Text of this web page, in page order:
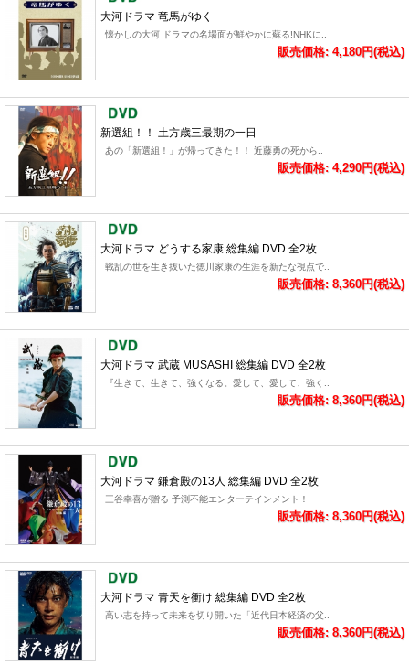
大河ドラマ 竜馬がゆく
懐かしの大河 ドラマの名場面が鮮やかに蘇る!NHKに..
販売価格: 4,180円(税込)
新選組！！ 土方歳三最期の一日
あの「新選組！」が帰ってきた！！ 近藤勇の死から..
販売価格: 4,290円(税込)
大河ドラマ どうする家康 総集編 DVD 全2枚
戦乱の世を生き抜いた徳川家康の生涯を新たな視点で..
販売価格: 8,360円(税込)
大河ドラマ 武蔵 MUSASHI 総集編 DVD 全2枚
『生きて、生きて、強くなる。愛して、愛して、強く..
販売価格: 8,360円(税込)
大河ドラマ 鎌倉殿の13人 総集編 DVD 全2枚
三谷幸喜が贈る 予測不能エンターテインメント！
販売価格: 8,360円(税込)
大河ドラマ 青天を衝け 総集編 DVD 全2枚
高い志を持って未来を切り開いた「近代日本経済の父..
販売価格: 8,360円(税込)